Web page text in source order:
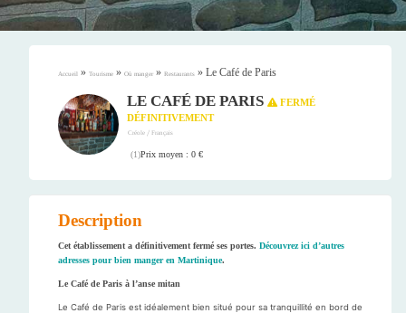
Accueil » Tourisme » Où manger » Restaurants » Le Café de Paris
LE CAFÉ DE PARIS
FERMÉ
DÉFINITIVEMENT
Créole / Français
(1)Prix moyen : 0 €
Description
Cet établissement a définitivement fermé ses portes. Découvrez ici d’autres
adresses pour bien manger en Martinique.
Le Café de Paris à l’anse mitan
Le Café de Paris est idéalement bien situé pour sa tranquillité en bord de